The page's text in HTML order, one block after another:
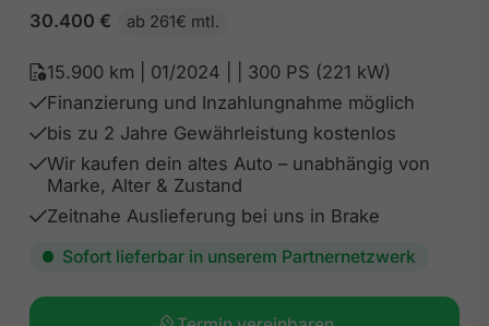
30.400 € ab 261€ mtl.
15.900 km | 01/2024 | | 300 PS (221 kW)
Finanzierung und Inzahlungnahme möglich
bis zu 2 Jahre Gewährleistung kostenlos
Wir kaufen dein altes Auto – unabhängig von
Marke, Alter & Zustand
Zeitnahe Auslieferung bei uns in Brake
Sofort lieferbar in unserem Partnernetzwerk